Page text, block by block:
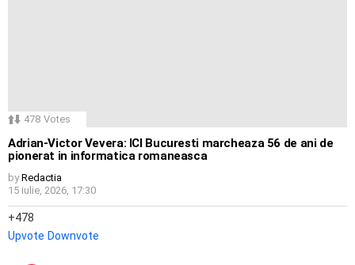
478 Votes
Adrian-Victor Vevera: ICI Bucuresti marcheaza 56 de ani de
pionerat in informatica romaneasca
by Redactia
15 iulie, 2026, 17:30
478
Upvote Downvote